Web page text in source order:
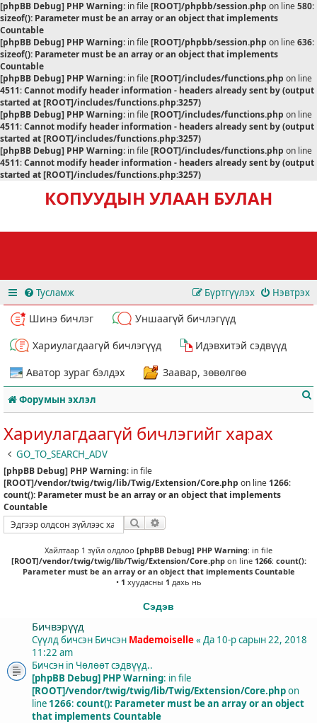
[phpBB Debug] PHP Warning: in file[ROOT]/phpbb/session.php on line580:
sizeof(): Parameter must be an array or an object that implements
Countable
[phpBB Debug] PHP Warning: in file[ROOT]/phpbb/session.php on line636:
sizeof(): Parameter must be an array or an object that implements
Countable
[phpBB Debug] PHP Warning: in file[ROOT]/includes/functions.php on line
4511:Cannot modify header information - headers already sent by (output
started at [ROOT]/includes/functions.php:3257)
[phpBB Debug] PHP Warning: in file[ROOT]/includes/functions.php on line
4511:Cannot modify header information - headers already sent by (output
started at [ROOT]/includes/functions.php:3257)
[phpBB Debug] PHP Warning: in file[ROOT]/includes/functions.php on line
4511:Cannot modify header information - headers already sent by (output
started at [ROOT]/includes/functions.php:3257)
КОПУУДЫН УЛААН БУЛАН
Тусламж Нэвтрэх
Бүртгүүлэх
Шинэ бичлэг
Уншаагүй бичлэгүүд
Хариулагдаагүй бичлэгүүд
Идэвхитэй сэдвүүд
Аватор зураг бэлдэх
Заавар, зөвөлгөө
Форумын эхлэл
Хариулагдаагүй бичлэгийг харах
GO_TO_SEARCH_ADV
[phpBB Debug] PHP Warning: in file
[ROOT]/vendor/twig/twig/lib/Twig/Extension/Core.php on line 1266:
count(): Parameter must be an array or an object that implements
Countable
Хайлт
Хайлтаар 1 зүйл олдлоо [phpBB Debug] PHP Warning: in file
[ROOT]/vendor/twig/twig/lib/Twig/Extension/Core.phpon line 1266: count():
Parameter must be an array or an object that implements Countable
• 1 хуудасны 1 дахь нь
Сэдэв
Бичвэрүүд
Сүүлд бичсэн Бичсэн Mademoiselle« Да 10-р сарын 22, 2018
11:22 am
Бичсэн in Чөлөөт сэдвүүд..
[phpBB Debug] PHP Warning: in file
[ROOT]/vendor/twig/twig/lib/Twig/Extension/Core.phpon
line 1266: count(): Parameter must be an array or an object
that implements Countable